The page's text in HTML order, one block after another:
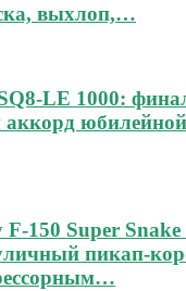
выхлоп,…
LE 1000:
аккорд
F-150 Super
пикап-